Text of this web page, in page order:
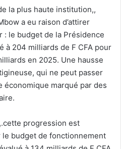
la plus haute institution,,
a eu raison d’attirer
: le budget de la Présidence
à 204 milliards de F CFA pour
en 2025. Une hausse
qui ne peut passer
économique marqué par des
progression est
budget de fonctionnement